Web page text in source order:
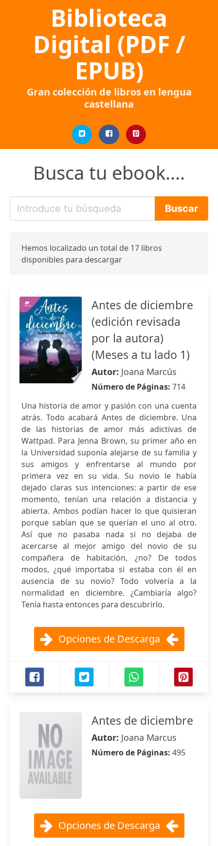
Biblioteca
Digital (PDF /
EPUB)
Gran colección de libros en lengua
castellana
Busca tu ebook....
Hemos localizado un total de 17 libros
disponibles para descargar
Antes de diciembre
(edición revisada
por la autora)
(Meses a tu lado 1)
Autor: Joana Marcús
Número de Páginas: 714
Una historia de amor y pasión con una cuenta
atrás. Todo acabará Antes de diciembre. Una
de las historias de amor más adictivas de
Wattpad. Para Jenna Brown, su primer año en
la Universidad suponía alejarse de su familia y
sus amigos y enfrentarse al mundo por
primera vez en su vida. Su novio le había
dejado claras sus intenciones: a partir de ese
momento, tenían una relación a distancia y
abierta. Ambos podían hacer lo que quisieran
porque sabían que se querían el uno al otro.
Así que no pasaba nada si no dejaba de
acercarse al mejor amigo del novio de su
compañera de habitación, ¿no? De todos
modos, ¿qué importaba si estaba con él en
ausencia de su novio? Todo volvería a la
normalidad en diciembre. ¿Cambiaría algo?
Tenía hasta entonces para descubrirlo.
Opciones de Descarga
Antes de diciembre
Autor: Joana Marcus
Número de Páginas: 495
Opciones de Descarga